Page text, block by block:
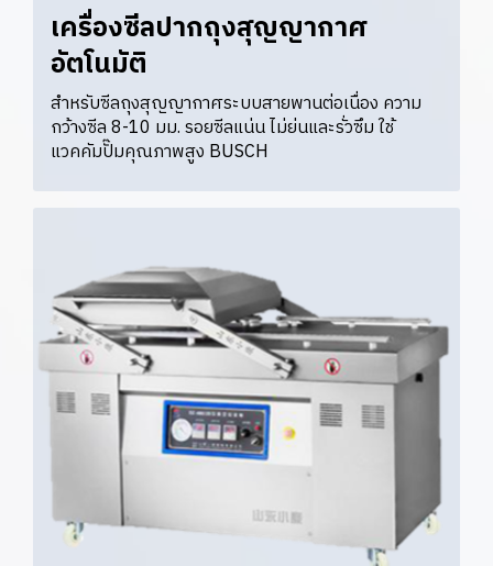
เครื่องซีลปากถุงสุญญากาศ
อัตโนมัติ
สำหรับซีลถุงสุญญากาศระบบสายพานต่อเนื่อง ความ
กว้างซีล 8-10 มม. รอยซีลแน่น ไม่ย่นและรั่วซึม ใช้
แวคคัมปั๊มคุณภาพสูง BUSCH